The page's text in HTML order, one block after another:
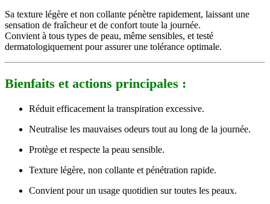
Sa texture légère et non collante pénètre rapidement, laissant une
sensation de fraîcheur et de confort toute la journée.
Convient à tous types de peau, même sensibles, et testé
dermatologiquement pour assurer une tolérance optimale.
Bienfaits et actions principales :
Réduit efficacement la transpiration excessive.
Neutralise les mauvaises odeurs tout au long de la journée.
Protège et respecte la peau sensible.
Texture légère, non collante et pénétration rapide.
Convient pour un usage quotidien sur toutes les peaux.